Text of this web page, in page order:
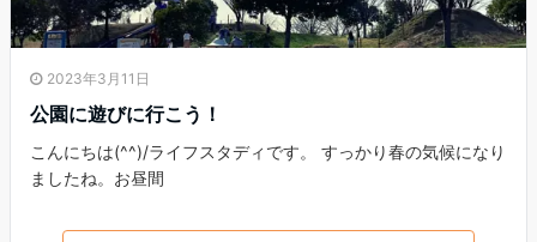
2023年3月11日
公園に遊びに行こう！
こんにちは(^^)/ライフスタディです。 すっかり春の気候になり
ましたね。お昼間